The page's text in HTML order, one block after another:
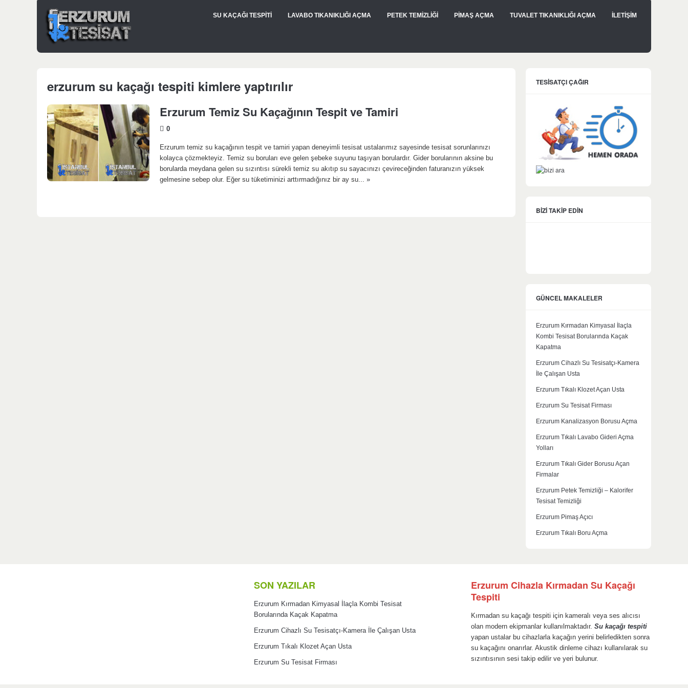
SU KAÇAĞI TESPİTİ LAVABO TIKANIKLIĞI AÇMA PETEK TEMİZLİĞİ PİMAŞ AÇMA TUVALET TIKANIKLIĞI AÇMA İLETİŞİM
erzurum su kaçağı tespiti kimlere yaptırılır
Erzurum Temiz Su Kaçağının Tespit ve Tamiri
0
Erzurum temiz su kaçağının tespit ve tamiri yapan deneyimli tesisat ustalarımız sayesinde tesisat sorunlarınızı
kolayca çözmekteyiz. Temiz su boruları eve gelen şebeke suyunu taşıyan borulardır. Gider borularının aksine bu
borularda meydana gelen su sızıntısı sürekli temiz su akıtıp su sayacınızı çevireceğinden faturanızın yüksek
gelmesine sebep olur. Eğer su tüketiminizi arttırmadığınız bir ay su... »
TESİSATÇI ÇAĞIR
BİZİ TAKİP EDİN
GÜNCEL MAKALELER
Erzurum Kırmadan Kimyasal İlaçla
Kombi Tesisat Borularında Kaçak
Kapatma
Erzurum Cihazlı Su Tesisatçı-Kamera
İle Çalışan Usta
Erzurum Tıkalı Klozet Açan Usta
Erzurum Su Tesisat Firması
Erzurum Kanalizasyon Borusu Açma
Erzurum Tıkalı Lavabo Gideri Açma
Yolları
Erzurum Tıkalı Gider Borusu Açan
Firmalar
Erzurum Petek Temizliği – Kalorifer
Tesisat Temizliği
Erzurum Pimaş Açıcı
Erzurum Tıkalı Boru Açma
SON YAZILAR
Erzurum Kırmadan Kimyasal İlaçla Kombi Tesisat
Borularında Kaçak Kapatma
Erzurum Cihazlı Su Tesisatçı-Kamera İle Çalışan Usta
Erzurum Tıkalı Klozet Açan Usta
Erzurum Su Tesisat Firması
Erzurum Cihazla Kırmadan Su Kaçağı
Tespiti
Kırmadan su kaçağı tespiti için kameralı veya ses alıcısı
olan modern ekipmanlar kullanılmaktadır. Su kaçağı tespiti
yapan ustalar bu cihazlarla kaçağın yerini belirledikten sonra
su kaçağını onarırlar. Akustik dinleme cihazı kullanılarak su
sızıntısının sesi takip edilir ve yeri bulunur.